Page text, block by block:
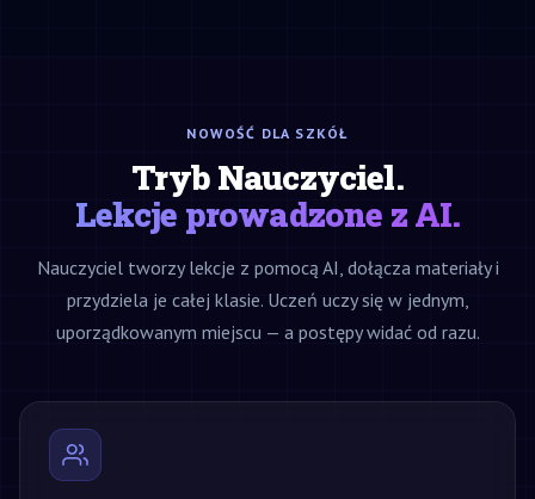
NOWOŚĆ DLA SZKÓŁ
Tryb Nauczyciel.
Lekcje prowadzone z AI.
Nauczyciel tworzy lekcje z pomocą AI, dołącza materiały i
przydziela je całej klasie. Uczeń uczy się w jednym,
uporządkowanym miejscu — a postępy widać od razu.